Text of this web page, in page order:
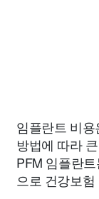
임플란트 비
방법에 따라
PFM 임플란
으로 건강보